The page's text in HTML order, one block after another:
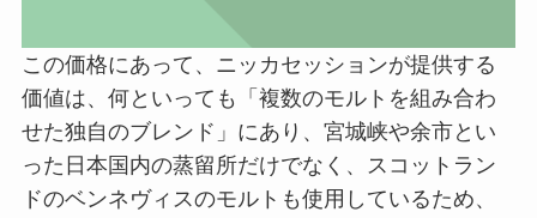
この価格にあって、ニッカセッションが提供する
価値は、何といっても「複数のモルトを組み合わ
せた独自のブレンド」にあり、宮城峡や余市とい
った日本国内の蒸留所だけでなく、スコットラン
ドのベンネヴィスのモルトも使用しているため、